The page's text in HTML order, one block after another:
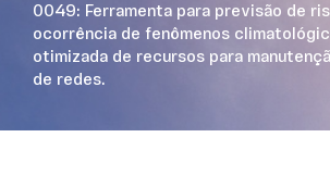
0049: Ferramenta para previsão de
ocorrência de fenômenos
otimizada de recursos para
de redes.